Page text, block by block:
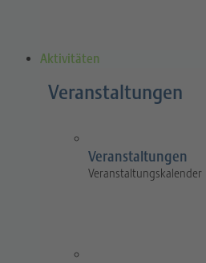
Aktivitäten
Veranstaltungen
Veranstaltungen
Veranstaltungskalender